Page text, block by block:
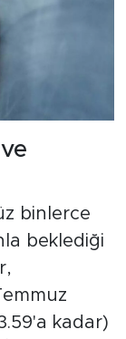
binlerce
beklediği
kadar)